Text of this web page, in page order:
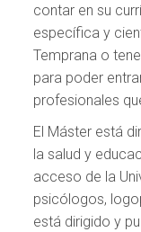
contar en su
específica y
Temprana o
para poder
profesionales
El Máster está
la salud y
acceso de la
psicólogos,
está dirigido y